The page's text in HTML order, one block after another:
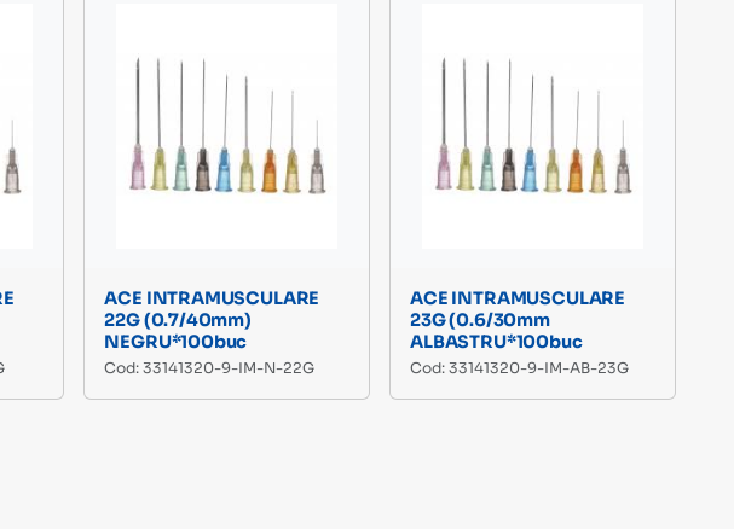
ACE INTRAMUSCULARE
22G (0.7/40mm)
NEGRU*100buc
Cod: 33141320-9-IM-N-22G
ACE INTRAMUSCULARE
23G (0.6/30mm
ALBASTRU*100buc
Cod: 33141320-9-IM-AB-23G